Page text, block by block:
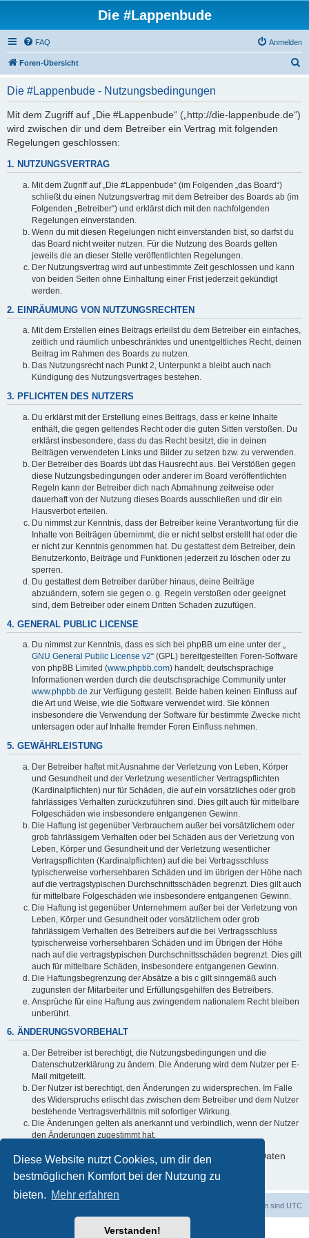
Diese Website nutzt Cookies, um dir den
bestmöglichen Komfort bei der Nutzung zu
bieten. Mehr erfahren
Verstanden!
Die #Lappenbude
FAQ Anmelden
Foren-Übersicht
Die #Lappenbude - Nutzungsbedingungen
Mit dem Zugriff auf „Die #Lappenbude“ („http://die-lappenbude.de“)
wird zwischen dir und dem Betreiber ein Vertrag mit folgenden
Regelungen geschlossen:
1. NUTZUNGSVERTRAG
Mit dem Zugriff auf „Die #Lappenbude“ (im Folgenden „das Board“)
schließt du einen Nutzungsvertrag mit dem Betreiber des Boards ab (im
Folgenden „Betreiber“) und erklärst dich mit den nachfolgenden
Regelungen einverstanden.
Wenn du mit diesen Regelungen nicht einverstanden bist, so darfst du
das Board nicht weiter nutzen. Für die Nutzung des Boards gelten
jeweils die an dieser Stelle veröffentlichten Regelungen.
Der Nutzungsvertrag wird auf unbestimmte Zeit geschlossen und kann
von beiden Seiten ohne Einhaltung einer Frist jederzeit gekündigt
werden.
2. EINRÄUMUNG VON NUTZUNGSRECHTEN
Mit dem Erstellen eines Beitrags erteilst du dem Betreiber ein einfaches,
zeitlich und räumlich unbeschränktes und unentgeltliches Recht, deinen
Beitrag im Rahmen des Boards zu nutzen.
Das Nutzungsrecht nach Punkt 2, Unterpunkt a bleibt auch nach
Kündigung des Nutzungsvertrages bestehen.
3. PFLICHTEN DES NUTZERS
Du erklärst mit der Erstellung eines Beitrags, dass er keine Inhalte
enthält, die gegen geltendes Recht oder die guten Sitten verstoßen. Du
erklärst insbesondere, dass du das Recht besitzt, die in deinen
Beiträgen verwendeten Links und Bilder zu setzen bzw. zu verwenden.
Der Betreiber des Boards übt das Hausrecht aus. Bei Verstößen gegen
diese Nutzungsbedingungen oder anderer im Board veröffentlichten
Regeln kann der Betreiber dich nach Abmahnung zeitweise oder
dauerhaft von der Nutzung dieses Boards ausschließen und dir ein
Hausverbot erteilen.
Du nimmst zur Kenntnis, dass der Betreiber keine Verantwortung für die
Inhalte von Beiträgen übernimmt, die er nicht selbst erstellt hat oder die
er nicht zur Kenntnis genommen hat. Du gestattest dem Betreiber, dein
Benutzerkonto, Beiträge und Funktionen jederzeit zu löschen oder zu
sperren.
Du gestattest dem Betreiber darüber hinaus, deine Beiträge
abzuändern, sofern sie gegen o. g. Regeln verstoßen oder geeignet
sind, dem Betreiber oder einem Dritten Schaden zuzufügen.
4. GENERAL PUBLIC LICENSE
Du nimmst zur Kenntnis, dass es sich bei phpBB um eine unter der „
GNU General Public License v2“ (GPL) bereitgestellten Foren-Software
von phpBB Limited (www.phpbb.com) handelt; deutschsprachige
Informationen werden durch die deutschsprachige Community unter
www.phpbb.de zur Verfügung gestellt. Beide haben keinen Einfluss auf
die Art und Weise, wie die Software verwendet wird. Sie können
insbesondere die Verwendung der Software für bestimmte Zwecke nicht
untersagen oder auf Inhalte fremder Foren Einfluss nehmen.
5. GEWÄHRLEISTUNG
Der Betreiber haftet mit Ausnahme der Verletzung von Leben, Körper
und Gesundheit und der Verletzung wesentlicher Vertragspflichten
(Kardinalpflichten) nur für Schäden, die auf ein vorsätzliches oder grob
fahrlässiges Verhalten zurückzuführen sind. Dies gilt auch für mittelbare
Folgeschäden wie insbesondere entgangenen Gewinn.
Die Haftung ist gegenüber Verbrauchern außer bei vorsätzlichem oder
grob fahrlässigem Verhalten oder bei Schäden aus der Verletzung von
Leben, Körper und Gesundheit und der Verletzung wesentlicher
Vertragspflichten (Kardinalpflichten) auf die bei Vertragsschluss
typischerweise vorhersehbaren Schäden und im übrigen der Höhe nach
auf die vertragstypischen Durchschnittsschäden begrenzt. Dies gilt auch
für mittelbare Folgeschäden wie insbesondere entgangenen Gewinn.
Die Haftung ist gegenüber Unternehmern außer bei der Verletzung von
Leben, Körper und Gesundheit oder vorsätzlichem oder grob
fahrlässigem Verhalten des Betreibers auf die bei Vertragsschluss
typischerweise vorhersehbaren Schäden und im Übrigen der Höhe
nach auf die vertragstypischen Durchschnittsschäden begrenzt. Dies gilt
auch für mittelbare Schäden, insbesondere entgangenen Gewinn.
Die Haftungsbegrenzung der Absätze a bis c gilt sinngemäß auch
zugunsten der Mitarbeiter und Erfüllungsgehilfen des Betreibers.
Ansprüche für eine Haftung aus zwingendem nationalem Recht bleiben
unberührt.
6. ÄNDERUNGSVORBEHALT
Der Betreiber ist berechtigt, die Nutzungsbedingungen und die
Datenschutzerklärung zu ändern. Die Änderung wird dem Nutzer per E-
Mail mitgeteilt.
Der Nutzer ist berechtigt, den Änderungen zu widersprechen. Im Falle
des Widerspruchs erlischt das zwischen dem Betreiber und dem Nutzer
bestehende Vertragsverhältnis mit sofortiger Wirkung.
Die Änderungen gelten als anerkannt und verbindlich, wenn der Nutzer
den Änderungen zugestimmt hat.
Informationen über den Umgang mit deinen persönlichen Daten
sind in der Datenschutzerklärung enthalten.
Alle Zeiten sind UTC
Powered byphpBB® Forum Software © phpBB Limited